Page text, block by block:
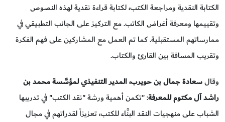
الكتابة النقدية ومراجعة الكتب، لكتابة قراءة نقدية لهذه النصوص
وتقييمها ومعرفة أغراض الكاتب. مع التركيز على الجانب التطبيقي في
ممارساتهم المستقبلية. كما تم العمل مع المشاركين على فهم الفكرة
وتقريب المسافة بين القارئ والكتاب.
وقالسعادة جمال بن حويرب، المدير التنفيذي لمؤسَّسة محمد بن
راشد آل مكتوم للمعرفة: "تكمن أهمية ورشة "نقد الكتب" في تدريبها
الشباب على منهجيات النقد البنَّاء للكتب، تعزيزاً لقدراتهم في مجال